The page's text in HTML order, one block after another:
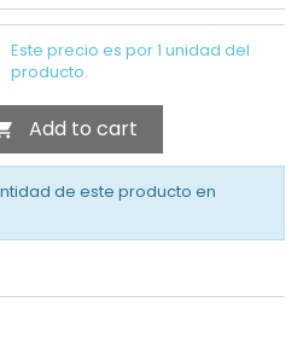
Este precio es por 1 unidad del
producto.
Add to cart
de este producto en